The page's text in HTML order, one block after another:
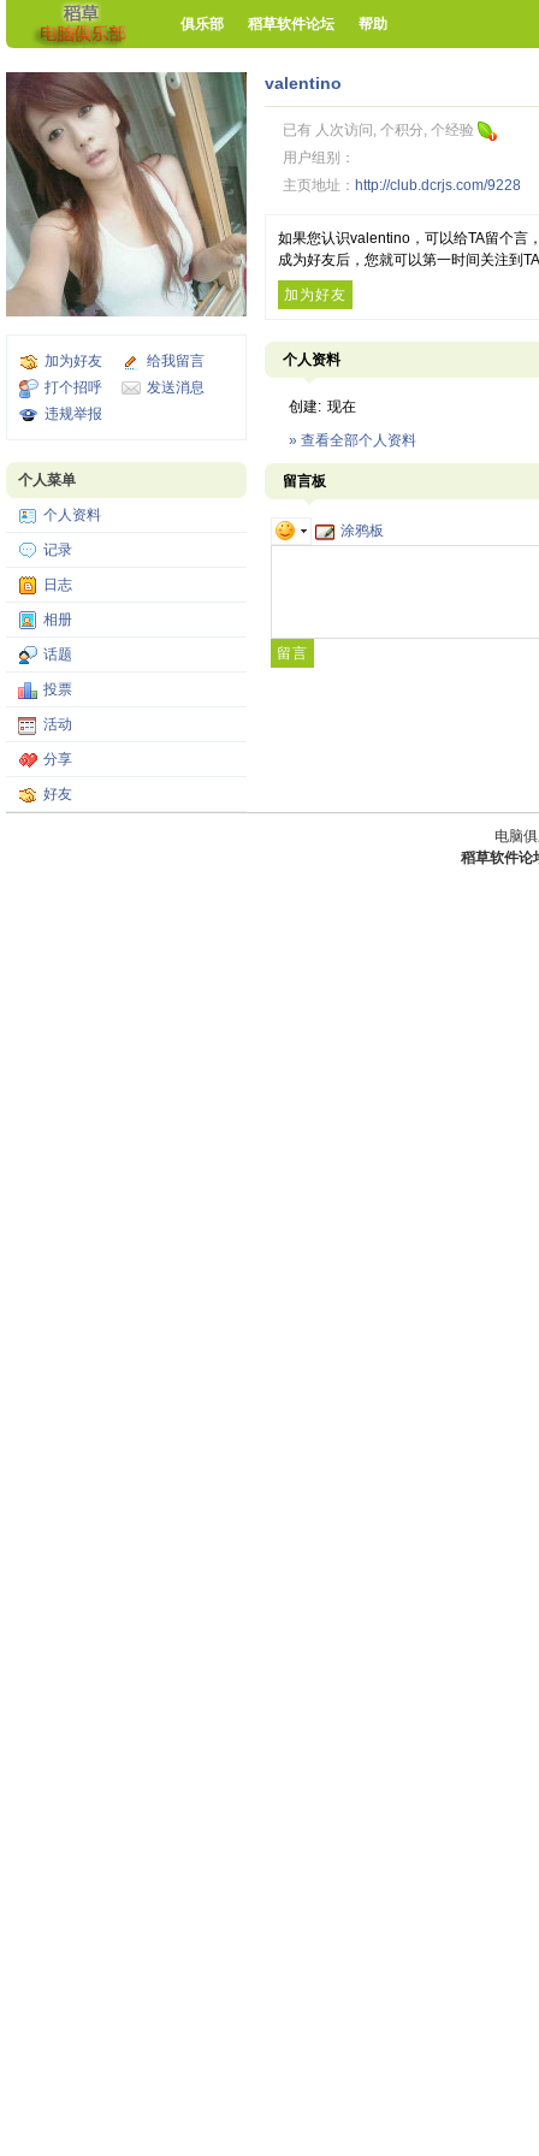
俱乐部 稻草软件论坛 帮助
加为好友
给我留言
打个招呼
发送消息
违规举报
个人菜单
个人资料
记录
日志
相册
话题
投票
活动
分享
好友
valentino
已有 人次访问, 个积分, 个经验
用户组别：
主页地址： http://club.dcrjs.com/9228
如果您认识valentino，可以给TA留个言
成为好友后，您就可以第一时间关注到
加为好友
个人资料
创建: 现在
» 查看全部个人资料
留言板
涂鸦板
电脑
稻草软件论